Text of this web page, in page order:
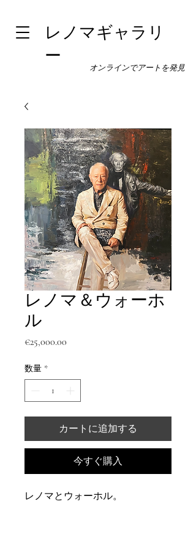
レノマギャラリ
ー
オンラインでアートを発見
レノマ＆ウォーホ
ル
€25,000.00
数量 *
カートに追加する
今すぐ購入
レノマとウォーホル。